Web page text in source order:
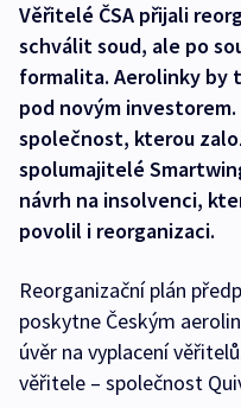
Věřitelé ČSA přijali
schválit soud, ale po
formalita. Aerolinky by
pod novým investorem.
společnost, kterou
spolumajitelé
návrh na insolvenci,
povolil i reorganizaci.
Reorganizační plán
poskytne Českým
úvěr na vyplacení
věřitele – společnost